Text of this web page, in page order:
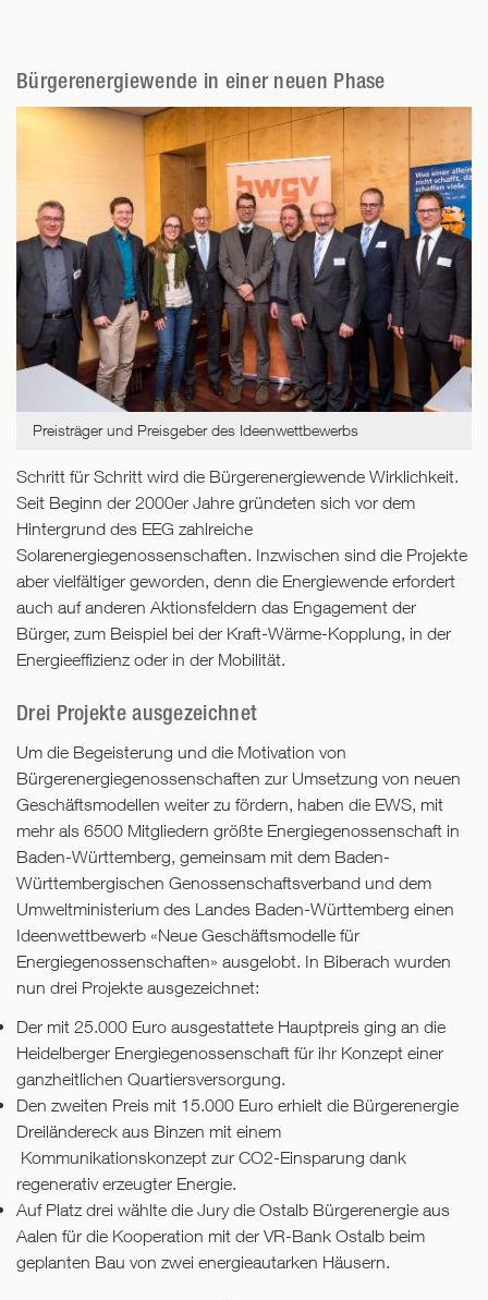
Bürgerenergiewende in einer neuen Phase
Preisträger und Preisgeber des Ideenwettbewerbs
Schritt für Schritt wird die Bürgerenergiewende Wirklichkeit.
Seit Beginn der 2000er Jahre gründeten sich vor dem
Hintergrund des EEG zahlreiche
Solarenergiegenossenschaften. Inzwischen sind die Projekte
aber vielfältiger geworden, denn die Energiewende erfordert
auch auf anderen Aktionsfeldern das Engagement der
Bürger, zum Beispiel bei der Kraft-Wärme-Kopplung, in der
Energieeffizienz oder in der Mobilität.
Drei Projekte ausgezeichnet
Um die Begeisterung und die Motivation von
Bürgerenergiegenossenschaften zur Umsetzung von neuen
Geschäftsmodellen weiter zu fördern, haben die EWS, mit
mehr als 6500 Mitgliedern größte Energiegenossenschaft in
Baden-Württemberg, gemeinsam mit dem Baden-
Württembergischen Genossenschaftsverband und dem
Umweltministerium des Landes Baden-Württemberg einen
Ideenwettbewerb «Neue Geschäftsmodelle für
Energiegenossenschaften» ausgelobt. In Biberach wurden
nun drei Projekte ausgezeichnet:
Der mit 25.000 Euro ausgestattete Hauptpreis ging an die
Heidelberger Energiegenossenschaft für ihr Konzept einer
ganzheitlichen Quartiersversorgung.
Den zweiten Preis mit 15.000 Euro erhielt die Bürgerenergie
Dreiländereck aus Binzen mit einem
Kommunikationskonzept zur CO2-Einsparung dank
regenerativ erzeugter Energie.
Auf Platz drei wählte die Jury die Ostalb Bürgerenergie aus
Aalen für die Kooperation mit der VR-Bank Ostalb beim
geplanten Bau von zwei energieautarken Häusern.